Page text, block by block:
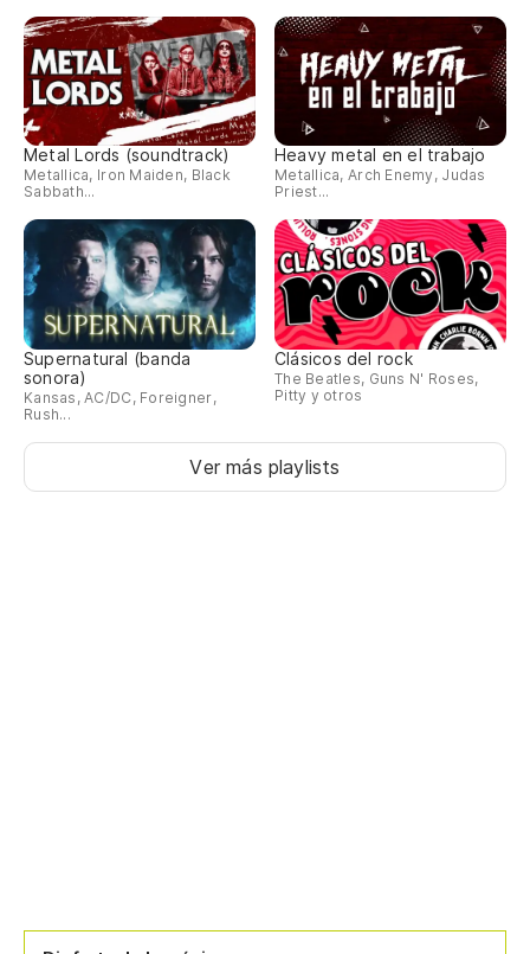
Metal Lords (soundtrack)
Metallica, Iron Maiden, Black
Sabbath...
Heavy metal en el trabajo
Metallica, Arch Enemy, Judas
Priest...
Supernatural (banda
sonora)
Kansas, AC/DC, Foreigner,
Rush...
Clásicos del rock
The Beatles, Guns N' Roses,
Pitty y otros
Ver más playlists